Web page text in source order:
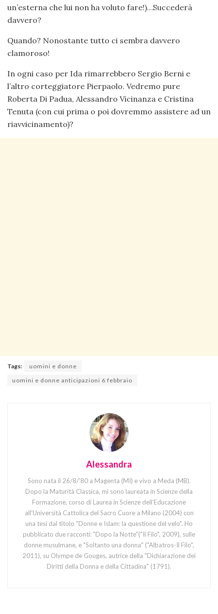
un’esterna che lui non ha voluto fare!)…Succederà
davvero?
Quando? Nonostante tutto ci sembra davvero
clamoroso!
In ogni caso per Ida rimarrebbero Sergio Berni e
l’altro corteggiatore Pierpaolo. Vedremo pure
Roberta Di Padua, Alessandro Vicinanza e Cristina
Tenuta (con cui prima o poi dovremmo assistere ad un
riavvicinamento)?
Tags:
uomini e donne
uomini e donne anticipazioni 6 febbraio
Alessandra
Sono nata il 26/8/'80 a Magenta (MI) e vivo a Meda (MB).
Dopo la Maturità Classica, mi sono laureata in Scienze della
Formazione, corso di Laurea in Scienze dell'Educazione
all'Università Cattolica del Sacro Cuore a Milano (2004) con
una tesi dal titolo "Donne e Islam: la questione del velo". Ho
pubblicato due racconti: "Dopo la Notte"("Il Filo", 2009), sulle
donne musulmane, e "Soltanto una donna" ("Albatros-Il Filo",
2011), su Olympe de Gouges, autrice della "Dichiarazione dei
Diritti della Donna e della Cittadina" (1791).